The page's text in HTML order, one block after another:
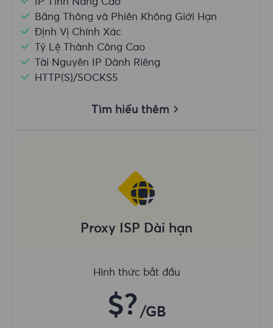
Băng Thông và Phiên Không Giới Hạn
Định Vị Chính Xác
Tỷ Lệ Thành Công Cao
Tài Nguyên IP Dành Riêng
HTTP(S)/SOCKS5
Tìm hiểu thêm
Proxy ISP Dài hạn
Hình thức bắt đầu
$? /GB